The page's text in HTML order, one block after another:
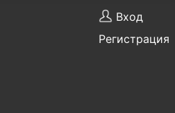
Вход
Регистрация